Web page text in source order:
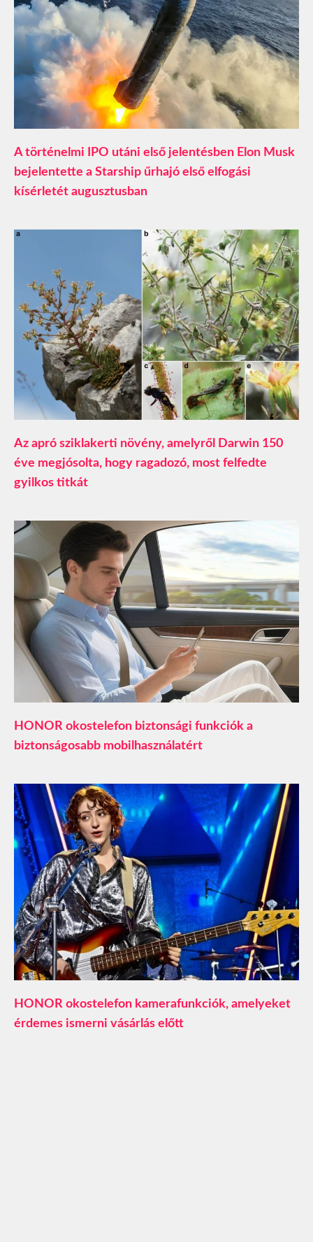
A történelmi IPO utáni első jelentésben Elon Musk
bejelentette a Starship űrhajó első elfogási
kísérletét augusztusban
Az apró sziklakerti növény, amelyről Darwin 150
éve megjósolta, hogy ragadozó, most felfedte
gyilkos titkát
HONOR okostelefon biztonsági funkciók a
biztonságosabb mobilhasználatért
HONOR okostelefon kamerafunkciók, amelyeket
érdemes ismerni vásárlás előtt